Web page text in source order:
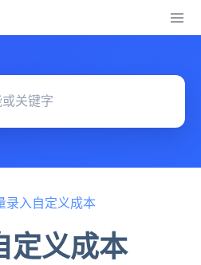
录入自定义成本
定义成本